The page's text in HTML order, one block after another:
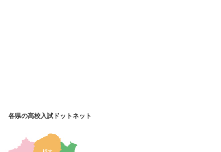
各県の高校入試ドットネット